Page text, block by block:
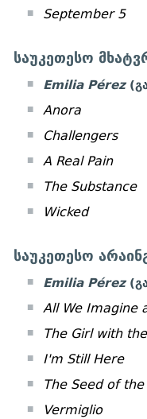
September 5
საუკეთესო
Emilia Pérez
Anora
Challengers
A Real Pain
The Substance
Wicked
საუკეთესო
Emilia Pérez
All We Imagine
The Girl with
I'm Still Here
The Seed of the
Vermiglio